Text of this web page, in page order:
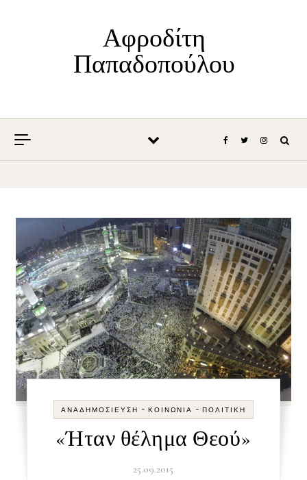
Αφροδίτη
Παπαδοπούλου
ΑΝΑΔΗΜΟΣΊΕΥΣΗ - ΚΟΙΝΩΝΊΑ - ΠΟΛΙΤΙΚΉ
«Ήταν θέλημα Θεού»
25.09.2015